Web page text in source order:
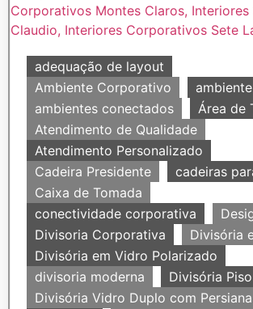
adequação de layout
Ambiente Corporativo
ambientes conectados
Área de
Atendimento de Qualidade
Atendimento Personalizado
Cadeira Presidente
cadeiras
Caixa de Tomada
conectividade corporativa
Divisoria Corporativa
Divisória
Divisória em Vidro Polarizado
divisoria moderna
Divisória
Divisória Vidro Duplo com